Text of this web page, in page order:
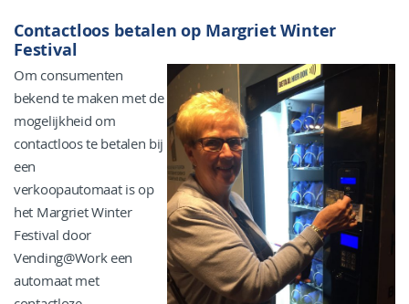
Contactloos betalen op Margriet Winter
Festival
Om consumenten
bekend te maken met de
mogelijkheid om
contactloos te betalen bij
een
verkoopautomaat is op
het Margriet Winter
Festival door
Vending@Work een
automaat met